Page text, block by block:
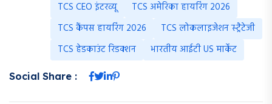
TCS CEO इंटरव्यू
TCS अमेरिका हायरिंग 2026
TCS कैंपस हायरिंग 2026
TCS लोकलाइजेशन स्ट्रैटेजी
TCS हेडकाउंट रिडक्शन
भारतीय आईटी US मार्केट
Social Share :